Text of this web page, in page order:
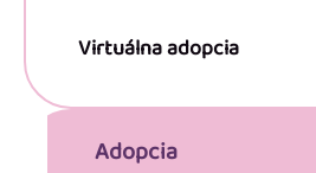
Virtuálna adopcia
Adopcia